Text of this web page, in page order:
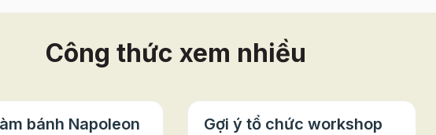
Công thức xem nhiều
bánh Napoleon
Gợi ý tổ chức workshop